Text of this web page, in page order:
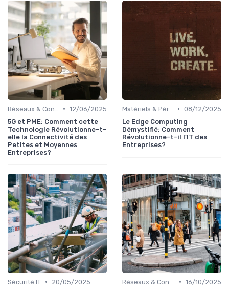
• 12/06/2025
5G et PME: Comment cette
Technologie Révolutionne-t-
elle la Connectivité des
Petites et Moyennes
Entreprises?
• 08/12/2025
Le Edge Computing
Démystifié: Comment
Révolutionne-t-il l'IT des
Entreprises?
Sécurité IT •
20/05/2025
• 16/10/2025